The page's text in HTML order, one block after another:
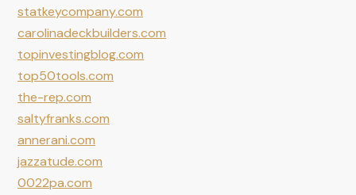
statkeycompany.com
carolinadeckbuilders.com
topinvestingblog.com
top50tools.com
the-rep.com
saltyfranks.com
annerani.com
jazzatude.com
0022pa.com